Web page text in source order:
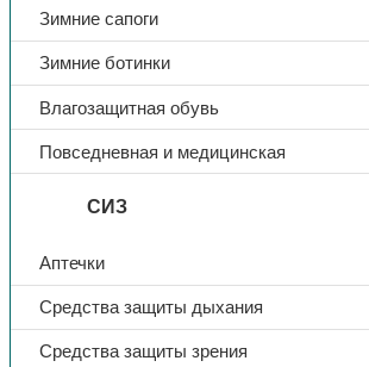
Зимние сапоги
Зимние ботинки
Влагозащитная обувь
Повседневная и медицинская
СИЗ
Аптечки
Средства защиты дыхания
Средства защиты зрения